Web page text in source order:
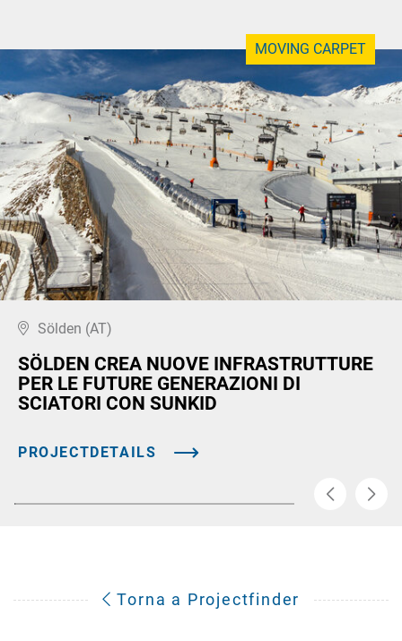
MOVING CARPET
Sölden (AT)
SÖLDEN CREA NUOVE INFRASTRUTTURE
PER LE FUTURE GENERAZIONI DI
SCIATORI CON SUNKID
PROJECTDETAILS
Torna a Projectfinder